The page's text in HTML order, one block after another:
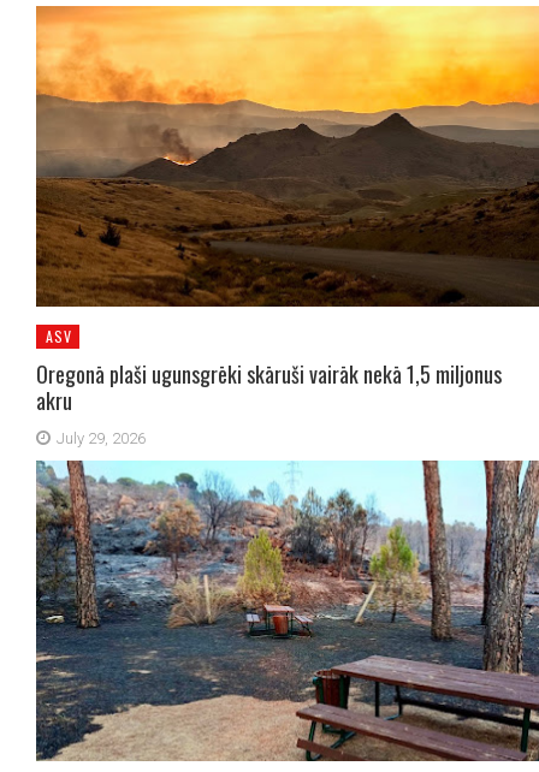
ASV
Oregonā plaši ugunsgrēki skāruši vairāk nekā 1,5 miljonus
akru
July 29, 2026